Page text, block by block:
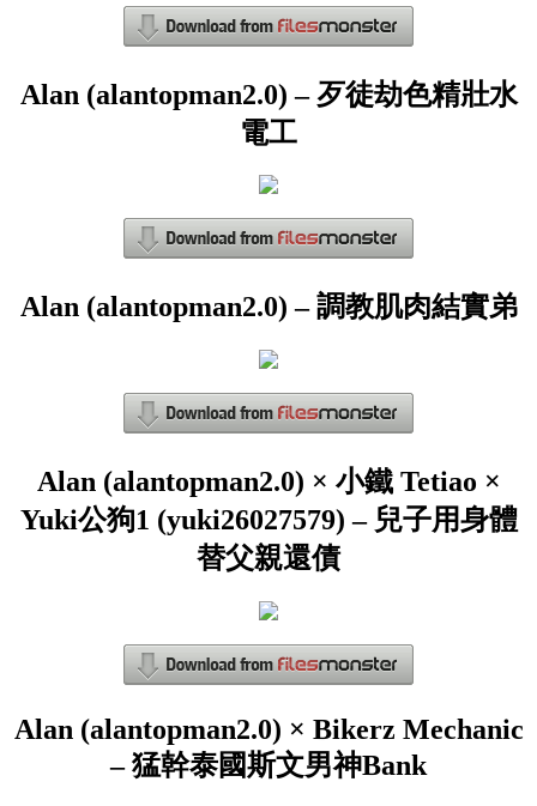
Alan (alantopman2.0) – 歹徒劫色精壯水
電工
Alan (alantopman2.0) – 調教肌肉結實弟
Alan (alantopman2.0) × 小鐵 Tetiao ×
Yuki公狗1 (yuki26027579) – 兒子用身體
替父親還債
Alan (alantopman2.0) × Bikerz Mechanic
– 猛幹泰國斯文男神Bank